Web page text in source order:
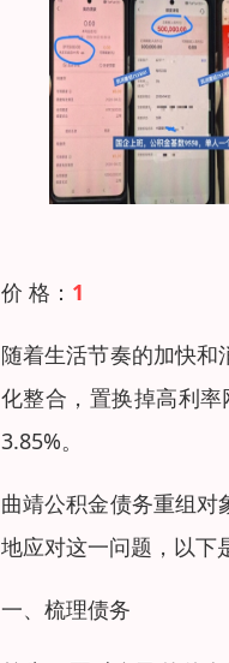
价 格： 1
随着生活节奏的加快
化整合，置换掉高利
3.85%。
曲靖公积金债务重组
地应对这一问题，以下
一、梳理债务